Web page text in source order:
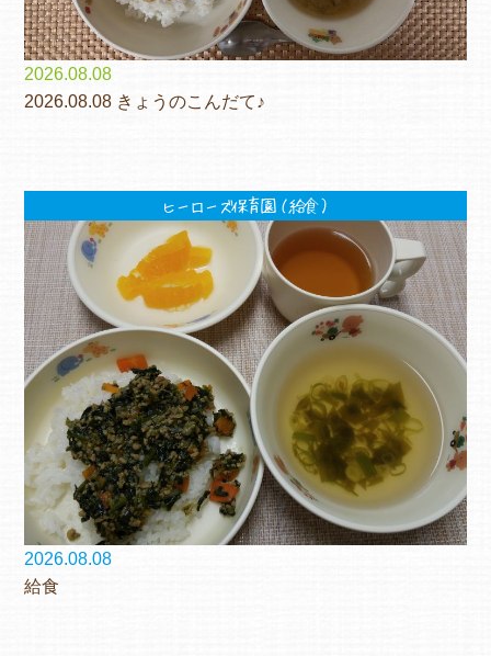
2026.08.08
2026.08.08 きょうのこんだて♪
ヒーローズ保育園（給食）
2026.08.08
給食